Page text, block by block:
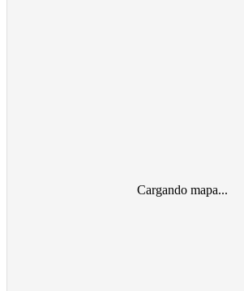
Cargando mapa...